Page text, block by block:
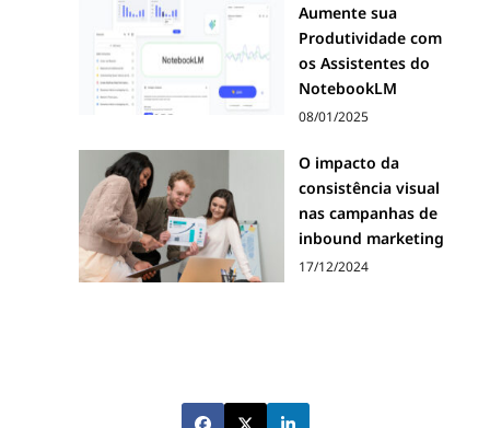
Aumente sua
Produtividade com
os Assistentes do
NotebookLM
08/01/2025
O impacto da
consistência visual
nas campanhas de
inbound marketing
17/12/2024